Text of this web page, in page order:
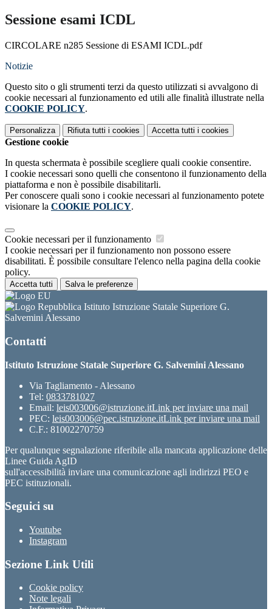
Sessione esami ICDL
CIRCOLARE n285 Sessione di ESAMI ICDL.pdf
Notizie
Questo sito o gli strumenti terzi da questo utilizzati si avvalgono di
cookie necessari al funzionamento ed utili alle finalità illustrate nella
COOKIE POLICY.
Personalizza Rifiuta tutti i cookies Accetta tutti i cookies
Gestione cookie
In questa schermata è possibile scegliere quali cookie consentire.
I cookie necessari sono quelli che consentono il funzionamento della
piattaforma e non è possibile disabilitarli.
Per conoscere quali sono i cookie necessari al funzionamento potete
visionare la COOKIE POLICY.
Cookie necessari per il funzionamento
I cookie necessari per il funzionamento non possono essere
disabilitati. È possibile consultare l'elenco nella pagina della cookie
policy.
Accetta tutti Salva le preferenze
Istituto Istruzione Statale Superiore G.
Salvemini Alessano
Contatti
Istituto Istruzione Statale Superiore G. Salvemini Alessano
Via Tagliamento - Alessano
Tel: 0833781027
Email: leis003006@istruzione.itLink per inviare una mail
PEC: leis003006@pec.istruzione.itLink per inviare una mail
C.F.: 81002270759
Per qualunque segnalazione riferibile alla mancata applicazione delle
Linee Guida AgID
sull'accessibilità inviare una comunicazione agli indirizzi PEO e
PEC istituzionali.
Seguici su
Youtube
Instagram
Sezione Link Utili
Cookie policy
Note legali